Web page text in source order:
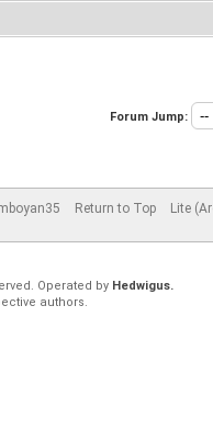
Forum Jump:
Return to Top
Lite
Operated by Hedwigus.
authors.